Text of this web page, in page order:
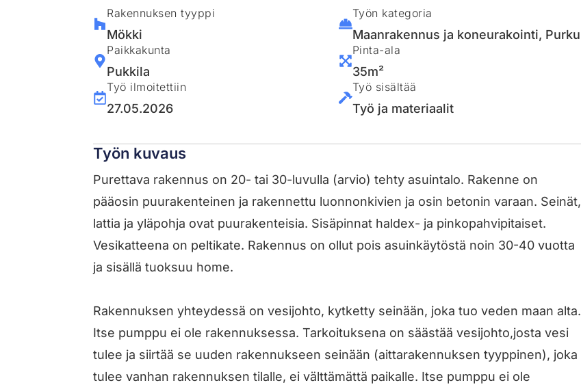
Rakennuksen tyyppi
Mökki
Paikkakunta
Pukkila
Työ ilmoitettiin
27.05.2026
Työn kategoria
Maanrakennus ja koneurakointi, Purku
Pinta-ala
35m²
Työ sisältää
Työ ja materiaalit
Työn kuvaus
Purettava rakennus on 20- tai 30-luvulla (arvio) tehty asuintalo. Rakenne on
pääosin puurakenteinen ja rakennettu luonnonkivien ja osin betonin varaan. Seinät,
lattia ja yläpohja ovat puurakenteisia. Sisäpinnat haldex- ja pinkopahvipitaiset.
Vesikatteena on peltikate. Rakennus on ollut pois asuinkäytöstä noin 30-40 vuotta
ja sisällä tuoksuu home.
Rakennuksen yhteydessä on vesijohto, kytketty seinään, joka tuo veden maan alta.
Itse pumppu ei ole rakennuksessa. Tarkoituksena on säästää vesijohto,josta vesi
tulee ja siirtää se uuden rakennukseen seinään (aittarakennuksen tyyppinen), joka
tulee vanhan rakennuksen tilalle, ei välttämättä paikalle. Itse pumppu ei ole